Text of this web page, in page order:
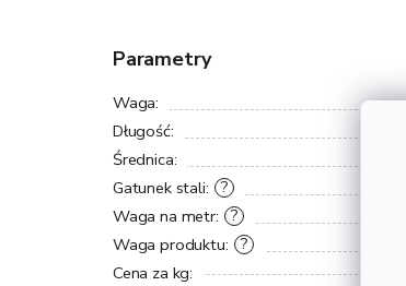
Parametry
Waga:
Długość:
Średnica:
?
Gatunek stali:
?
Waga na metr:
?
Waga produktu:
Cena za kg: